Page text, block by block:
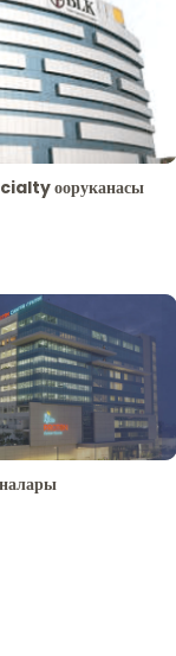
ооруканасы